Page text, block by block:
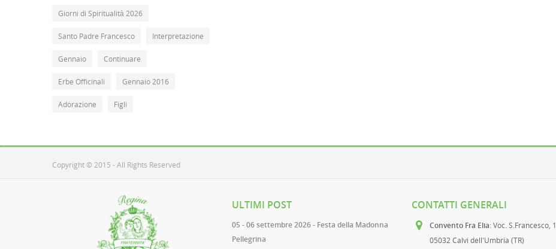
Giorni di Spiritualità 2026
Santo Padre Francesco Interpretazione
Gennaio Continuare
Erbe Officinali Gennaio 2016
Adorazione Figli
Copyright © 2015 - All Rights Reserved
ULTIMI POST
05 - 06 settembre 2026 - Festa della Madonna
Pellegrina
CONTATTI GENERALI
Convento Fra Elia: Voc. S.Francesco, 1
05032 Calvi dell'Umbria (TR)